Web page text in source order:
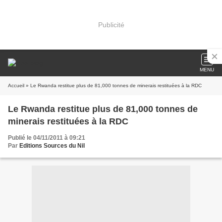
Publicité
MENU
Accueil » Le Rwanda restitue plus de 81,000 tonnes de minerais restituées à la RDC
Le Rwanda restitue plus de 81,000 tonnes de
minerais restituées à la RDC
Publié le 04/11/2011 à 09:21
Par Editions Sources du Nil